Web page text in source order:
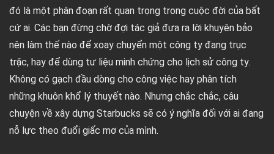
đó là một phân đoạn rất quan trọng trong cuộc đời của bất
cứ ai. Các bạn đừng chờ đợi tác giả đưa ra lời khuyên bảo
nên làm thế nào để xoay chuyển một công ty đang trục
trặc, hay để dùng tư liệu minh chứng cho lịch sử công ty.
Không có gạch đầu dòng cho công việc hay phân tích
những khuôn khổ lý thuyết nào. Nhưng chắc chắc, câu
chuyện về xây dựng Starbucks sẽ có ý nghĩa đối với ai đang
nỗ lực theo đuổi giấc mơ của mình.